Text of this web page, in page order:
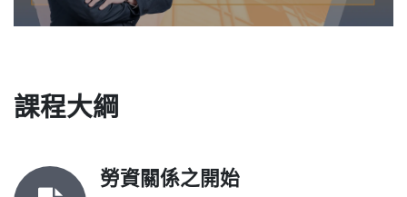
課程大綱
勞資關係之開始